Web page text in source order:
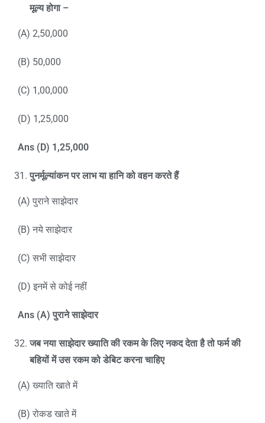
मूल्य होगा–
(A) 2,50,000
(B) 50,000
(C) 1,00,000
(D) 1,25,000
Ans (D) 1,25,000
पुनर्मूल्यांकन पर लाभ या हानि को वहन करते हैं
(A) पुराने साझेदार
(B) नये साझेदार
(C) सभी साझेदार
(D) इनमें से कोई नहीं
Ans (A)पुराने साझेदार
जब नया साझेदार ख्याति की रकम के लिए नकद देता है तो फर्म की
बहियों में उस रकम को डेबिट करना चाहिए
(A) ख्याति खाते में
(B) रोकड खाते में